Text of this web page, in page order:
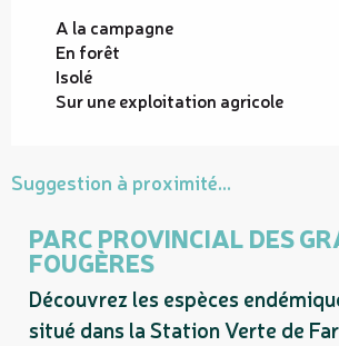
A la campagne
En forêt
Isolé
Sur une exploitation agricole
Suggestion à proximité...
PARC PROVINCIAL DES
FOUGÈRES
Découvrez les espèces
situé dans la Station Verte de